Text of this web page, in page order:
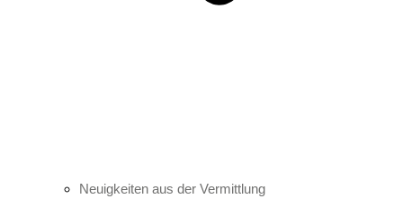
Neuigkeiten aus der Vermittlung